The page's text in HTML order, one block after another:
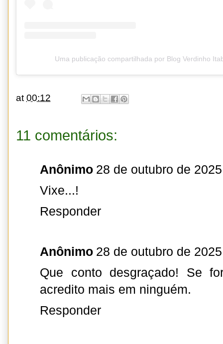
Uma publicação compartilhada por Blog Verdinho
at 00:12
11 comentários:
Anônimo 28 de outubro de
Vixe...!
Responder
Anônimo 28 de outubro de
Que conto desgraçado! Se
acredito mais em ninguém.
Responder